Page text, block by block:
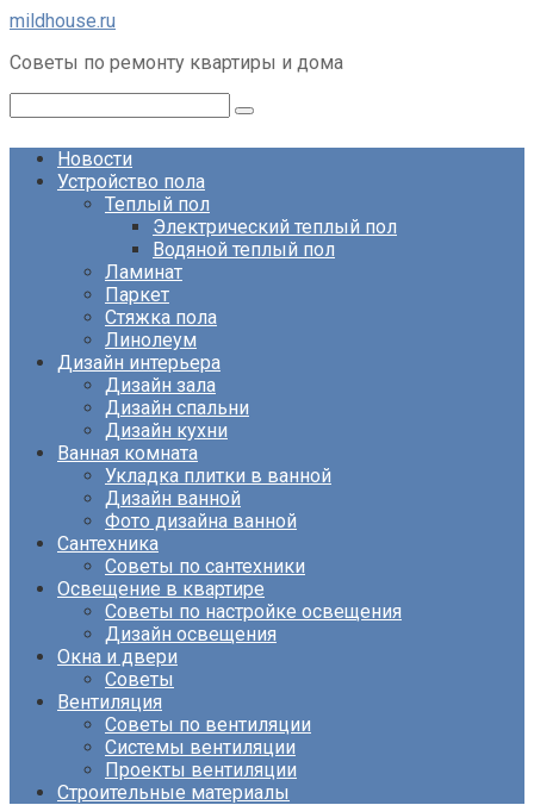
Перейти
контенту
mildhouse.ru
Советы по ремонту квартиры и дома
Новости
Устройство пола
Теплый пол
Электрический теплый пол
Водяной теплый пол
Ламинат
Паркет
Стяжка пола
Линолеум
Дизайн интерьера
Дизайн зала
Дизайн спальни
Дизайн кухни
Ванная комната
Укладка плитки в ванной
Дизайн ванной
Фото дизайна ванной
Сантехника
Советы по сантехники
Освещение в квартире
Советы по настройке освещения
Дизайн освещения
Окна и двери
Советы
Вентиляция
Советы по вентиляции
Системы вентиляции
Проекты вентиляции
Строительные материалы